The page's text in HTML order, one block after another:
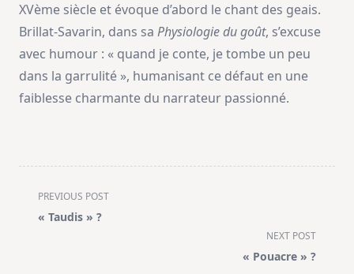
XVème siècle et évoque d’abord le chant des geais.
Brillat-Savarin, dans sa Physiologie du goût, s’excuse
avec humour : « quand je conte, je tombe un peu
dans la garrulité », humanisant ce défaut en une
faiblesse charmante du narrateur passionné.
<span
class="nav-
PREVIOUS POST
« Taudis » ?
NEXT POST
« Pouacre » ?